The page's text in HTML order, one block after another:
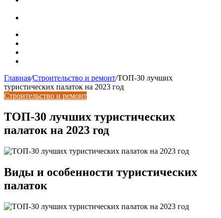
Главная/Строительство и ремонт/ТОП-30 лучших
туристических палаток на 2023 год
Строительство и ремонт
ТОП-30 лучших туристических
палаток на 2023 год
Виды и особенности туристических
палаток